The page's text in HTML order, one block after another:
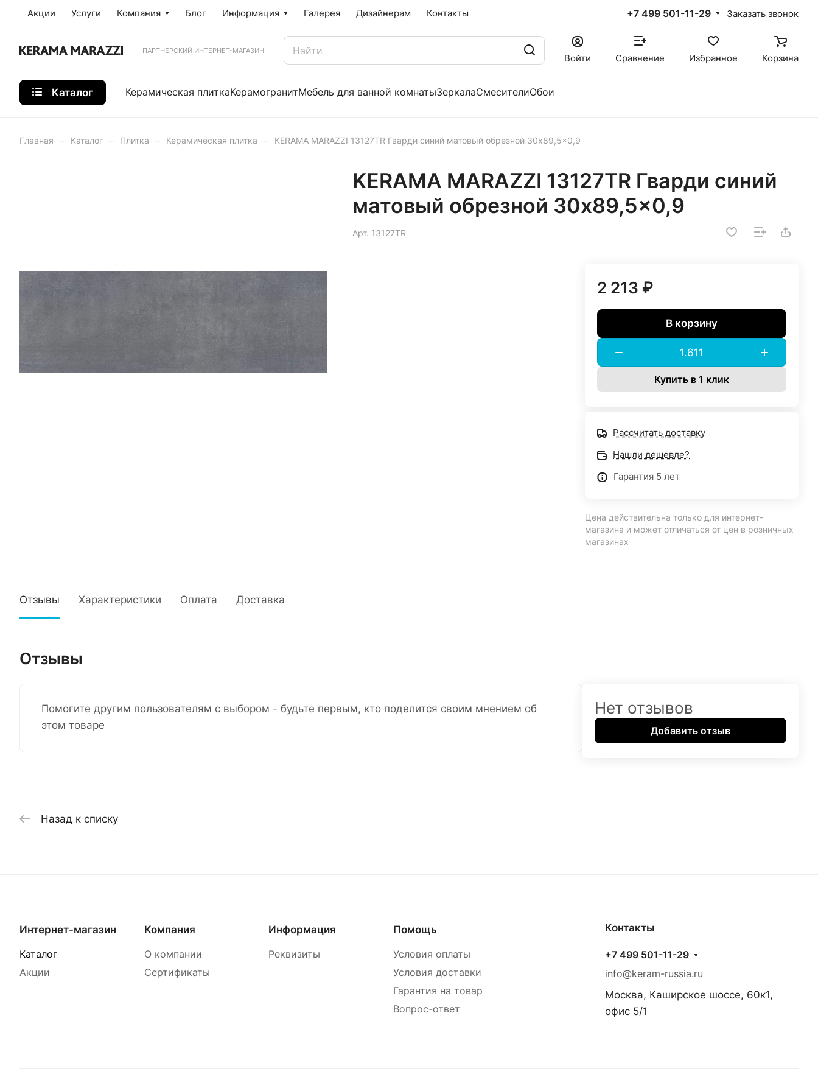
Акции Услуги Компания Блог Информация Галерея Дизайнерам Контакты +7 499 501-11-29 Заказать звонок
ПАРТНЕРСКИЙ ИНТЕРНЕТ-МАГАЗИН
Войти Сравнение Избранное Корзина
Каталог Керамическая плиткаКерамогранитМебель для ванной комнатыЗеркалаСмесителиОбои
Главная – Каталог – Плитка – Керамическая плитка – KERAMA MARAZZI 13127TR Гварди синий матовый обрезной 30x89,5x0,9
KERAMA MARAZZI 13127TR Гварди синий
матовый обрезной 30x89,5x0,9
Арт. 13127TR
2 213 ₽
В корзину
Купить в 1 клик
Рассчитать доставку
Нашли дешевле?
Гарантия 5 лет
Цена действительна только для интернет-
магазина и может отличаться от цен в розничных
магазинах
Отзывы Характеристики Оплата Доставка
Отзывы
Помогите другим пользователям с выбором - будьте первым, кто поделится своим мнением об
этом товаре
Нет отзывов
Добавить отзыв
Назад к списку
Интернет-магазин
Каталог
Акции
Компания
О компании
Сертификаты
Информация
Реквизиты
Помощь
Условия оплаты
Условия доставки
Гарантия на товар
Вопрос-ответ
Контакты
+7 499 501-11-29
info@keram-russia.ru
Москва, Каширское шоссе, 60к1,
офис 5/1